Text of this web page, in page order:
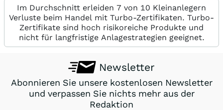
Im Durchschnitt erleiden 7 von 10 Kleinanlegern
Verluste beim Handel mit Turbo-Zertifikaten. Turbo-
Zertifikate sind hoch risikoreiche Produkte und
nicht für langfristige Anlagestrategien geeignet.
Newsletter
Abonnieren Sie unsere kostenlosen Newsletter
und verpassen Sie nichts mehr aus der
Redaktion